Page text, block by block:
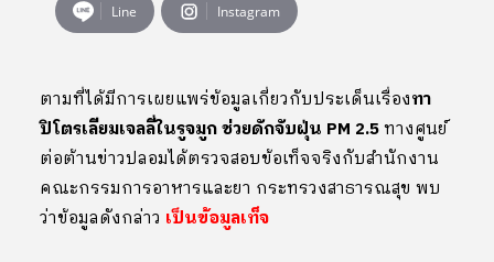
Line Instagram
ตามที่ได้มีการเผยแพร่ข้อมูลเกี่ยวกับประเด็นเรื่องทา
ปิโตรเลียมเจลลี่ในรูจมูก ช่วยดักจับฝุ่น PM 2.5ทางศูนย์
ต่อต้านข่าวปลอมได้ตรวจสอบข้อเท็จจริงกับสำนักงาน
คณะกรรมการอาหารและยา กระทรวงสาธารณสุข พบ
ว่าข้อมูลดังกล่าว เป็นข้อมูลเท็จ